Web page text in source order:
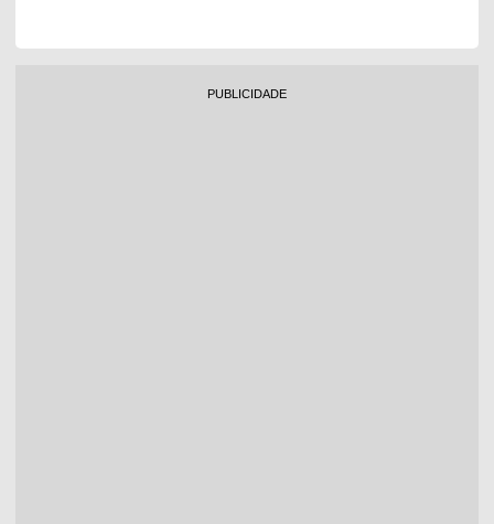
PUBLICIDADE